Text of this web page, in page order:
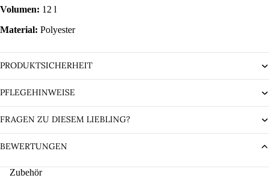
Volumen: 12 l
Material: Polyester
PRODUKTSICHERHEIT
PFLEGEHINWEISE
FRAGEN ZU DIESEM LIEBLING?
BEWERTUNGEN
Zubehör